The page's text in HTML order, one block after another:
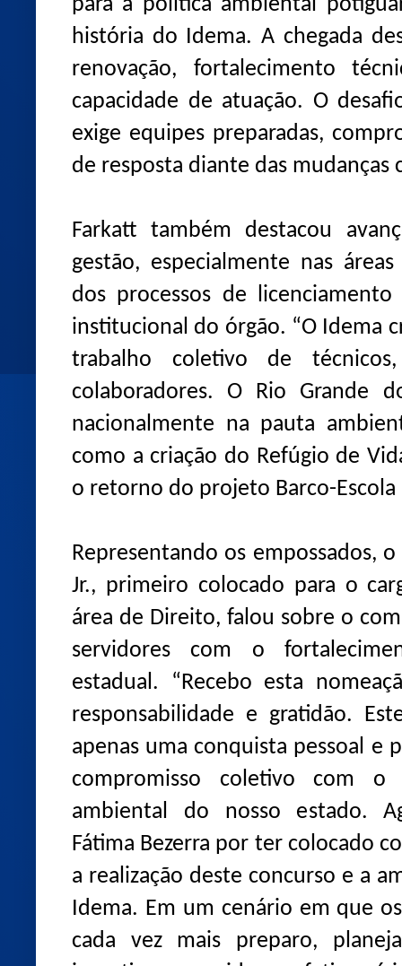
para a política ambiental
história do Idema. A chegada
renovação, fortalecimento
capacidade de atuação. O
exige equipes preparadas,
de resposta diante das mudanças
Farkatt também destacou
gestão, especialmente nas
dos processos de
institucional do órgão. “O Idema
trabalho coletivo de técnicos,
colaboradores. O Rio Grande
nacionalmente na pauta
como a criação do Refúgio de
o retorno do projeto Barco-Escola
Representando os empossados,
Jr., primeiro colocado para o
área de Direito, falou sobre o
servidores com o
estadual. “Recebo esta
responsabilidade e gratidão.
apenas uma conquista pessoal e
compromisso coletivo com o
ambiental do nosso estado.
Fátima Bezerra por ter colocado
a realização deste concurso e a
Idema. Em um cenário em que
cada vez mais preparo,